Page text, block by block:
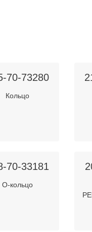
70-73280
Кольцо
70-33181
О-кольцо